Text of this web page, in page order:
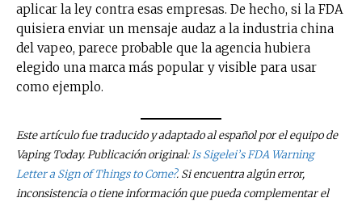
aplicar la ley contra esas empresas. De hecho, si la FDA
quisiera enviar un mensaje audaz a la industria china
del vapeo, parece probable que la agencia hubiera
elegido una marca más popular y visible para usar
como ejemplo.
Este artículo fue traducido y adaptado al español por el equipo de
Vaping Today. Publicación original:Is Sigelei’s FDA Warning
Letter a Sign of Things to Come?. Si encuentra algún error,
inconsistencia o tiene información que pueda complementar el